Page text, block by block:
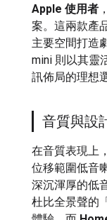
Apple 使用者
案。這兩款產
主要空間打造
mini 則以其靈
訊佈局的理想
音質與設
在音質表現上
位移範圍低音
深沉渾厚的低
杜比全景聲的